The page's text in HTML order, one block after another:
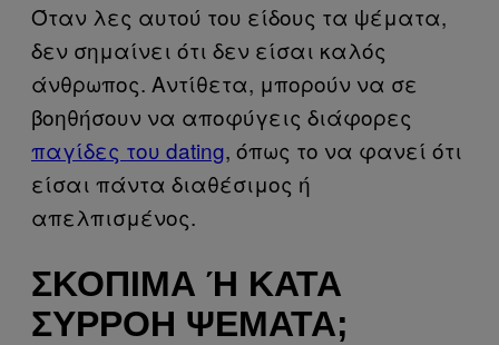
Όταν λες αυτού του είδους τα ψέματα,
δεν σημαίνει ότι δεν είσαι καλός
άνθρωπος. Αντίθετα, μπορούν να σε
βοηθήσουν να αποφύγεις διάφορες
παγίδες του dating, όπως το να φανεί ότι
είσαι πάντα διαθέσιμος ή
απελπισμένος.
ΣΚΌΠΙΜΑ Ή ΚΑΤΆ Σ
ΥΡΡΟΉ ΨΈΜΑΤΑ;